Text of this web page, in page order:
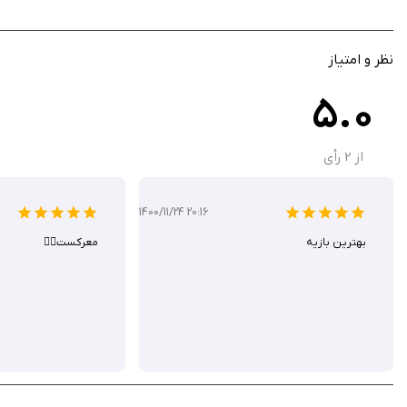
نظر و امتیاز
5.0
از 2 رأی
1400/11/24 20:16
بهترین بازیه معرکست👌🏻